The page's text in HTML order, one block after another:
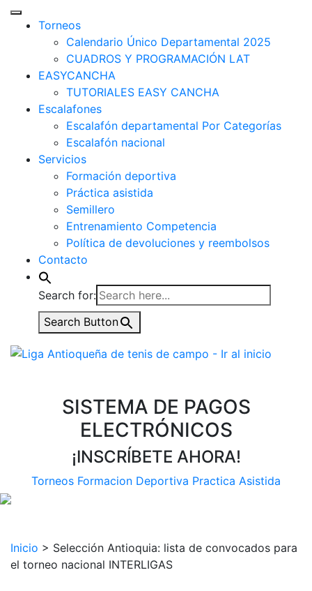
Torneos
Calendario Único Departamental 2025
CUADROS Y PROGRAMACIÓN LAT
EASYCANCHA
TUTORIALES EASY CANCHA
Escalafones
Escalafón departamental Por Categorías
Escalafón nacional
Servicios
Formación deportiva
Práctica asistida
Semillero
Entrenamiento Competencia
Política de devoluciones y reembolsos
Contacto
Search for:
Search Button
SISTEMA DE PAGOS
ELECTRÓNICOS
¡INSCRÍBETE AHORA!
Torneos Formacion Deportiva Practica Asistida
Inicio > Selección Antioquia: lista de convocados para
el torneo nacional INTERLIGAS